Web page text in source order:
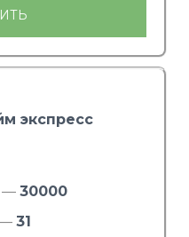
экспресс
30000
31